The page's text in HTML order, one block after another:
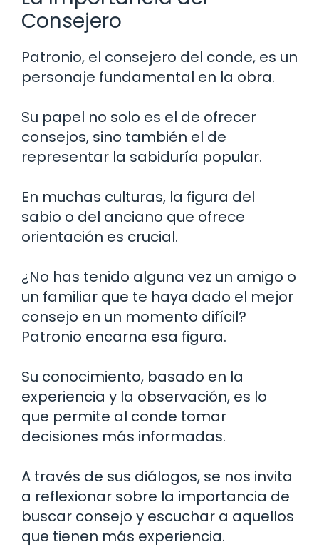
Consejero
Patronio, el consejero del conde, es un
personaje fundamental en la obra.
Su papel no solo es el de ofrecer
consejos, sino también el de
representar la sabiduría popular.
En muchas culturas, la figura del
sabio o del anciano que ofrece
orientación es crucial.
¿No has tenido alguna vez un amigo o
un familiar que te haya dado el mejor
consejo en un momento difícil?
Patronio encarna esa figura.
Su conocimiento, basado en la
experiencia y la observación, es lo
que permite al conde tomar
decisiones más informadas.
A través de sus diálogos, se nos invita
a reflexionar sobre la importancia de
buscar consejo y escuchar a aquellos
que tienen más experiencia.